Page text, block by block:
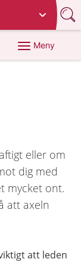
Meny
eller om
dig med
mycket ont.
att axeln
att leden